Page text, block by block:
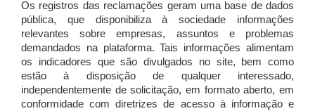
Os registros das reclamações geram uma base de dados
pública, que disponibiliza à sociedade informações
relevantes sobre empresas, assuntos e problemas
demandados na plataforma. Tais informações alimentam
os indicadores que são divulgados no site, bem como
estão à disposição de qualquer interessado,
independentemente de solicitação, em formato aberto, em
conformidade com diretrizes de acesso à informação e